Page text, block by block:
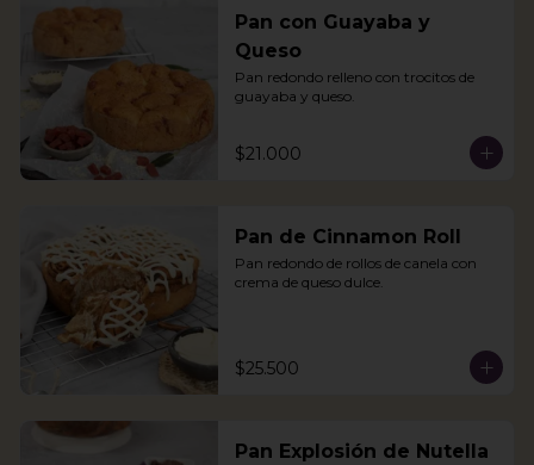
Pan con Guayaba y
Queso
Pan redondo relleno con trocitos de
guayaba y queso.
$21.000
Pan de Cinnamon Roll
Pan redondo de rollos de canela con
crema de queso dulce.
$25.500
Pan Explosión de Nutella